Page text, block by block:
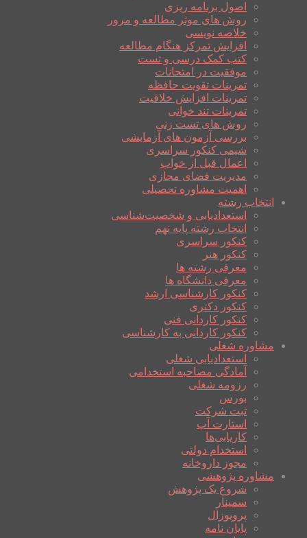
اصول برنامه ریزی
روش های موثر مطالعه و مرور
خلاصه نویسی
افزایش تمرکز هنگام مطالعه
کتب کمک درسی و تست
موفقیت در امتحانات
تمرینات تقویت حافظه
تمرینات افزایش خلاقیت
تمرینات تند خوانی
روش های تست زنی
بررسی آزمون های آزمایشی
شیمی کنکور سراسری
اعمال قبل از خواب
مدیریت فضای مجازی
اهمیت مشاوره تحصیلی
انتخاب رشته
استعدادیابی و شخصیت‌شناسی
انتخاب رشته پایه نهم
کنکور سراسری
کنکور هنر
معرفی رشته ها
معرفی دانشگاه ها
کنکور کارشناسی ارشد
کنکور دکتری
کنکور کاردانی فنی
کنکور کاردانی به کارشناسی
مشاوره شغلی
استعدادیابی شغلی
آمادگی مصاحبه استخدامی
رزومه شغلی
بورس
ثبت شرکت
استارت آپ
کاریابی‌ها
استخدام دولتی
مجوز داروخانه
مشاوره پژوهشی
شروع یک پژوهش
سمینار
پروپوزال
پایان نامه